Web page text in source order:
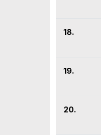
18.
19.
20.